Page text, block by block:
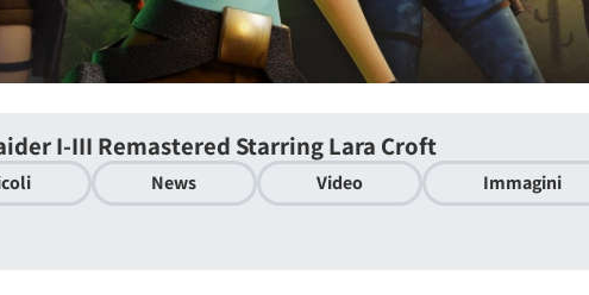
I-III Remastered Starring Lara Croft
News Video Immagini